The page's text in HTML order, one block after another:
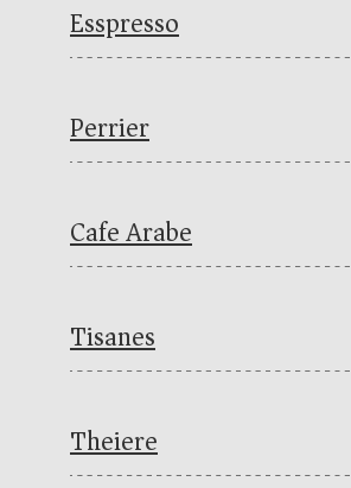
Esspresso
Perrier
Cafe Arabe
Tisanes
Theiere